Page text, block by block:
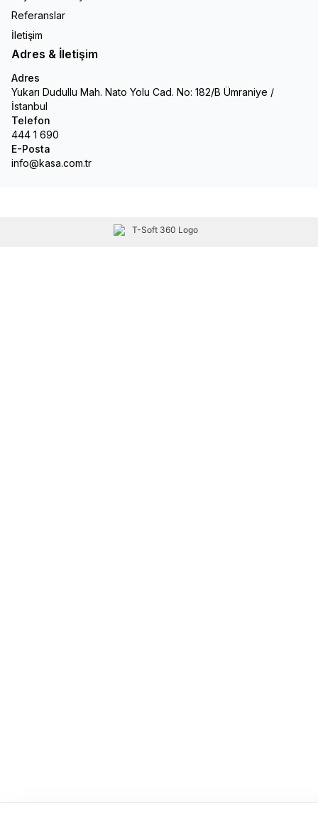
Referanslar
İletişim
Adres & İletişim
Adres
Yukarı Dudullu Mah. Nato Yolu Cad. No: 182/B Ümraniye /
İstanbul
Telefon
444 1 690
E-Posta
info@kasa.com.tr